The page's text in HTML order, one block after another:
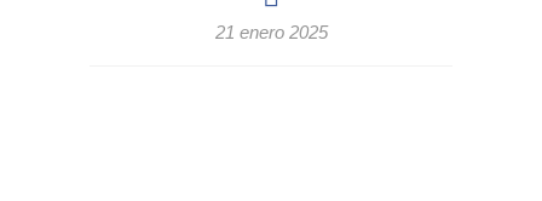
21 enero 2025